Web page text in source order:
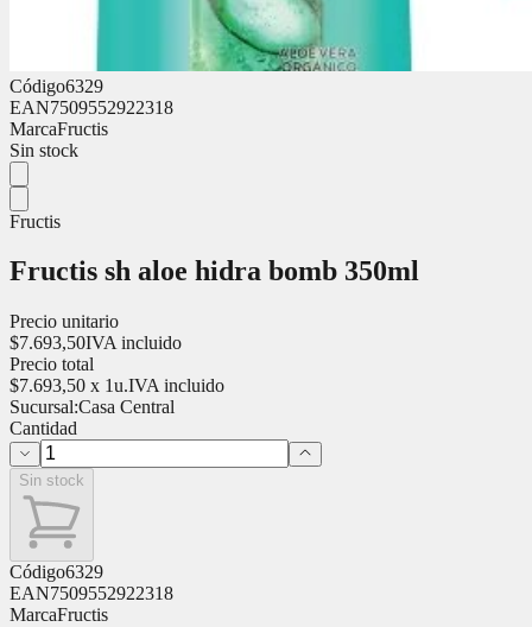
Código6329
EAN7509552922318
MarcaFructis
Sin stock
Fructis
Fructis sh aloe hidra bomb 350ml
Precio unitario
$7.693,50IVA incluido
Precio total
$7.693,50 x 1u.IVA incluido
Sucursal:Casa Central
Cantidad
Sin stock
Código6329
EAN7509552922318
MarcaFructis